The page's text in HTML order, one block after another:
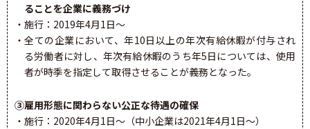
ることを企業に義務づけ
・施行：2019年4月1日～
・全ての企業において、年10日以上の年次有給休暇が付与され
る労働者に対し、年次有給休暇のうち年5日については、使用
者が時季を指定して取得させることが義務となった。
③雇用形態に関わらない公正な待遇の確保
・施行：2020年4月1日～（中小企業は2021年4月1日～）